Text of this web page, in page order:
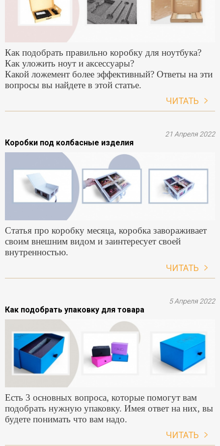
Как подобрать правильно коробку для ноутбука?
Как уложить ноут и аксессуары?
Какой ложемент более эффективный? Ответы на эти
вопросы вы найдете в этой статье.
ЧИТАТЬ
Коробки под колбасные изделия
21 Апреля 2022
Статья про коробку месяца, коробка завораживает
своим внешним видом и заинтересует своей
внутренностью.
ЧИТАТЬ
Как подобрать упаковку для товара
5 Апреля 2022
Есть 3 основных вопроса, которые помогут вам
подобрать нужную упаковку. Имея ответ на них, вы
будете понимать что вам надо.
ЧИТАТЬ